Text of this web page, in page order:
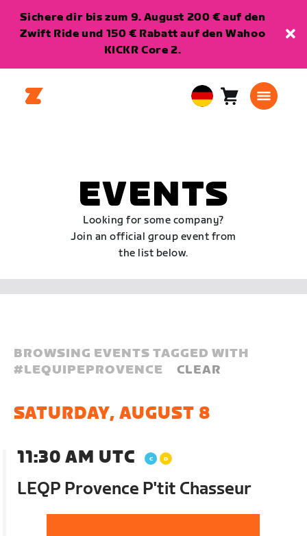
Sichere dir bis zum 9. August 200 € auf den
Zwift Ride und 150 € Rabatt auf den Wahoo
KICKR Core 2.
EuropeanWarenkorb
EVENTS
Looking for some company?
Join an official group event from
the list below.
BROWSING EVENTS TAGGED WITH
#LEQUIPEPROVENCE CLEAR
SATURDAY, AUGUST 8
11:30 AM UTC
LEQP Provence P'tit Chasseur